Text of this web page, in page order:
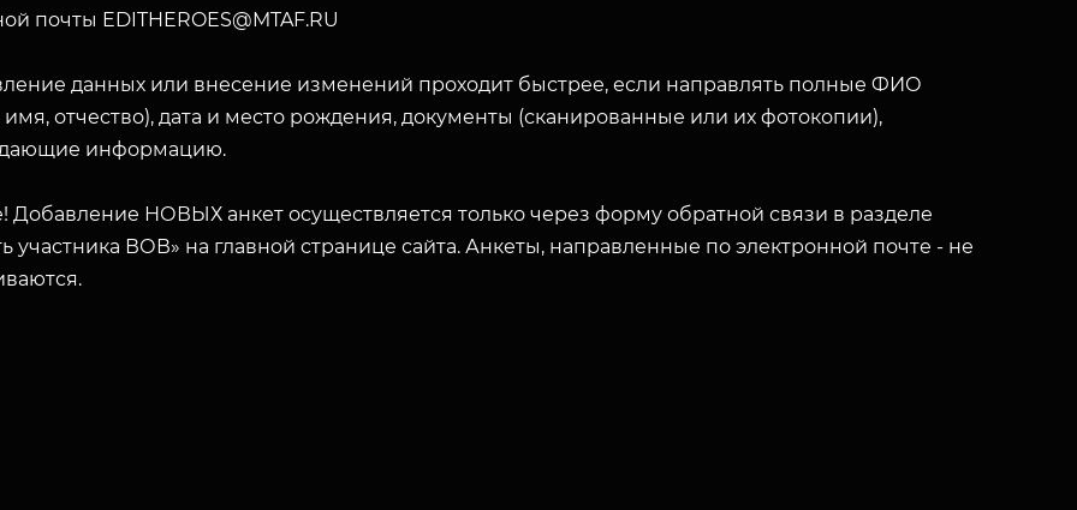
почты EDITHEROES@MTAF.RU
данных или внесение изменений проходит быстрее, если направлять полные ФИО
отчество), дата и место рождения, документы (сканированные или их фотокопии),
информацию.
Добавление НОВЫХ анкет осуществляется только через форму обратной связи в разделе
участника ВОВ» на главной странице сайта. Анкеты, направленные по электронной почте - не